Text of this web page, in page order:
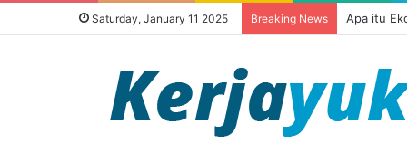
Saturday, January 11 2025 Breaking News Apa itu